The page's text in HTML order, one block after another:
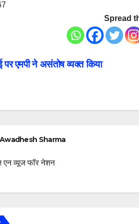
Spread
पर एमपी ने असंतोष व्यक्त किया
Awadhesh Sharma
एन व्यूज फॉर नेशन